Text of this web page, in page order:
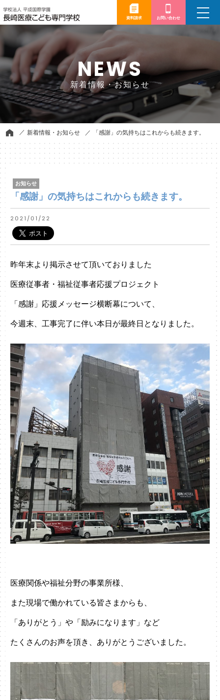
資料請求 お問い合わせ
toggle
NEWS
新着情報・お知らせ
新着情報・お知らせ 「感謝」の気持ちはこれからも続きます。
お知らせ
「感謝」の気持ちはこれからも続きます。
2021/01/22
昨年末より掲示させて頂いておりました
医療従事者・福祉従事者応援プロジェクト
「感謝」応援メッセージ横断幕について、
今週末、工事完了に伴い本日が最終日となりました。
医療関係や福祉分野の事業所様、
また現場で働かれている皆さまからも、
「ありがとう」や「励みになります」など
たくさんのお声を頂き、ありがとうございました。